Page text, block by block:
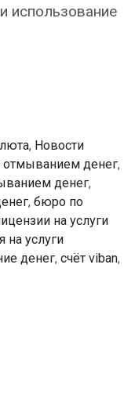
использование
, Новости
отмыванием денег,
денег,
, бюро по
на услуги
на услуги
денег, счёт viban,